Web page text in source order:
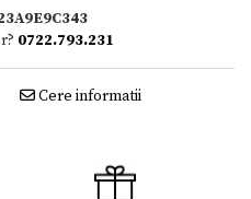
0722.793.231
Cere informatii